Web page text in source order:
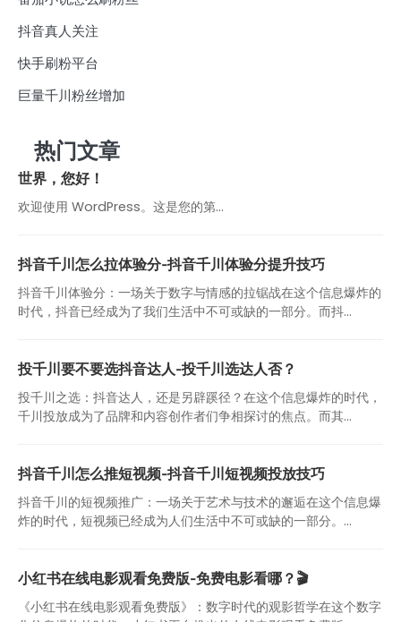
抖音真人关注
快手刷粉平台
巨量千川粉丝增加
热门文章
世界，您好！
欢迎使用 WordPress。这是您的第…
抖音千川怎么拉体验分-抖音千川体验分提升技巧
抖音千川体验分：一场关于数字与情感的拉锯战在这个信息爆炸的
时代，抖音已经成为了我们生活中不可或缺的一部分。而抖...
投千川要不要选抖音达人-投千川选达人否？
投千川之选：抖音达人，还是另辟蹊径？在这个信息爆炸的时代，
千川投放成为了品牌和内容创作者们争相探讨的焦点。而其...
抖音千川怎么推短视频-抖音千川短视频投放技巧
抖音千川的短视频推广：一场关于艺术与技术的邂逅在这个信息爆
炸的时代，短视频已经成为人们生活中不可或缺的一部分。...
小红书在线电影观看免费版-免费电影看哪？🎬
《小红书在线电影观看免费版》：数字时代的观影哲学在这个数字